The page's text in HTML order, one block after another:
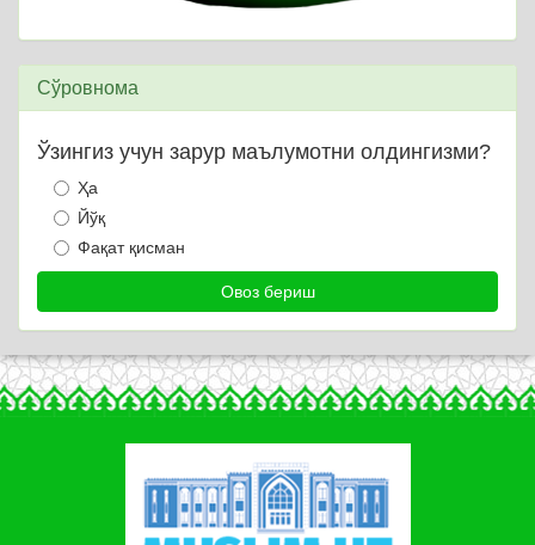
Сўровнома
Ўзингиз учун зарур маълумотни олдингизми?
Ҳа
Йўқ
Фақат қисман